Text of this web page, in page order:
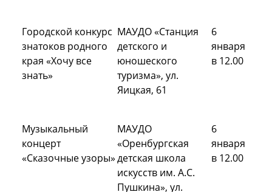
Городской конкурс
знатоков родного
края «Хочу все
знать»
МАУДО «Станция
детского и
юношеского
туризма», ул.
Яицкая, 61
6
января
в 12.00
Музыкальный
концерт
«Сказочные узоры»
МАУДО
«Оренбургская
детская школа
искусств им. А.С.
Пушкина», ул.
6
января
в 12.00